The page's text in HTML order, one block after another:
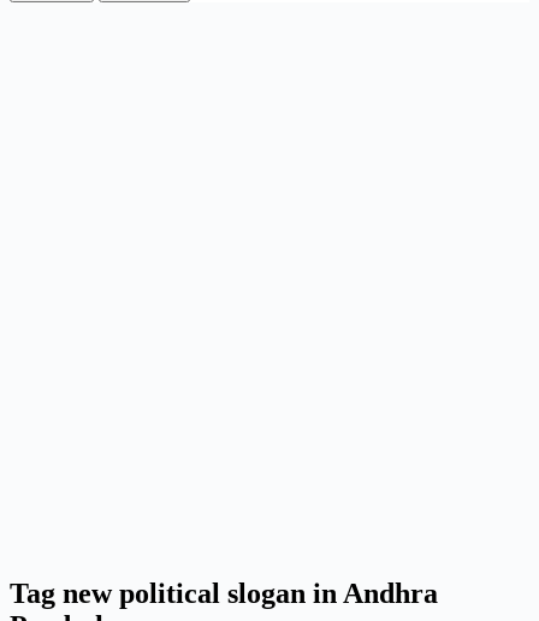
Tag new political slogan in Andhra